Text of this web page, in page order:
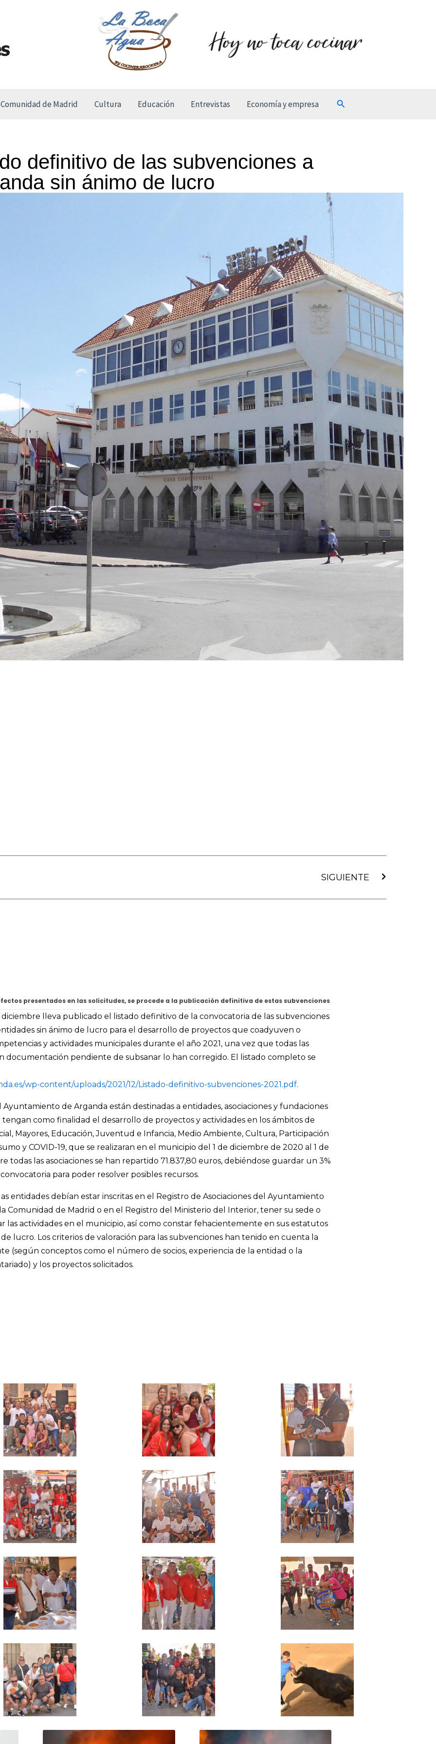
Comunidad de Madrid Cultura Educación Entrevistas Economía y empresa Buscar
definitivo de las subvenciones a
sin ánimo de lucro
SIGUIENTE
presentados en las solicitudes, se procede a la publicación definitiva de estas subvenciones
lleva publicado el listado definitivo de la convocatoria de las subvenciones
sin ánimo de lucro para el desarrollo de proyectos que coadyuven o
y actividades municipales durante el año 2021, una vez que todas las
documentación pendiente de subsanar lo han corregido. El listado completo se
wp-content/uploads/2021/12/Listado-definitivo-subvenciones-2021.pdf.
Ayuntamiento de Arganda están destinadas a entidades, asociaciones y fundaciones
como finalidad el desarrollo de proyectos y actividades en los ámbitos de
Mayores, Educación, Juventud e Infancia, Medio Ambiente, Cultura, Participación
y COVID-19, que se realizaran en el municipio del 1 de diciembre de 2020 al 1 de
todas las asociaciones se han repartido 71.837,80 euros, debiéndose guardar un 3%
para poder resolver posibles recursos.
entidades debían estar inscritas en el Registro de Asociaciones del Ayuntamiento
Comunidad de Madrid o en el Registro del Ministerio del Interior, tener su sede o
las actividades en el municipio, así como constar fehacientemente en sus estatutos
lucro. Los criterios de valoración para las subvenciones han tenido en cuenta la
(según conceptos como el número de socios, experiencia de la entidad o la
y los proyectos solicitados.